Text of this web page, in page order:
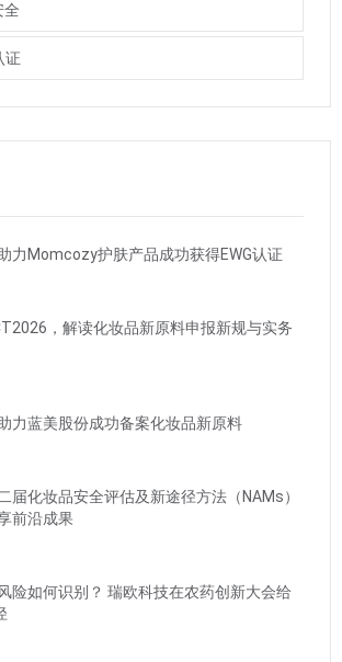
全
证
力Momcozy护肤产品成功获得EWG认证
，解读化妆品新原料申报新规与实务
力蓝美股份成功备案化妆品新原料
届化妆品安全评估及新途径方法（NAMs）
前沿成果
险如何识别？ 瑞欧科技在农药创新大会给